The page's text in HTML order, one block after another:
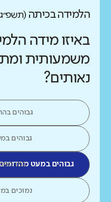
הלמידה בכיתה
באיזו מידה
משמעותית
נאותים?
גבוהים
גבוהים
גבוהים במעט כמו
נמוכים